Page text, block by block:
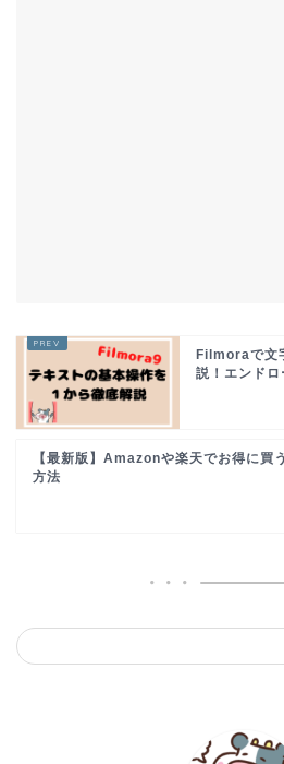
Filmoraで文
説！エンド
【最新版】Amazonや楽天でお得に買う
方法